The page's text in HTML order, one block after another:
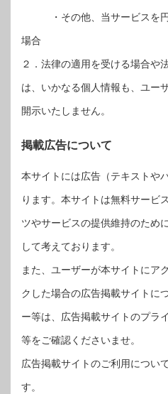
・その他、当サービスを円
場合
２．法律の適用を受ける場合や
は、いかなる個人情報も、ユー
開示いたしません。
掲載広告について
本サイトには広告（テキストや
ります。本サイトは無料サービ
ツやサービスの提供維持のため
して考えております。
また、ユーザーが本サイトにア
クした場合の広告掲載サイトに
ー等は、広告掲載サイトのプラ
等をご確認くださいませ。
広告掲載サイトのご利用につい
す。